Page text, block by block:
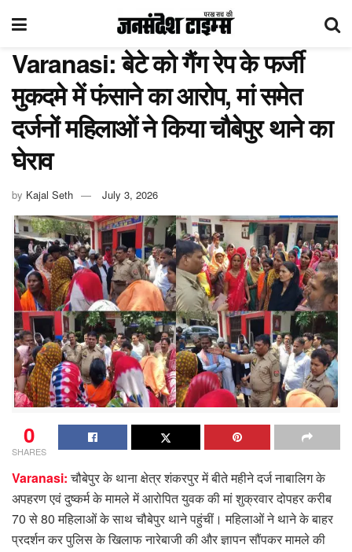
Varanasi: बेटे को गैंग रेप के फर्जी
मुकदमे में फंसाने का आरोप, मां समेत
दर्जनों महिलाओं ने किया चौबेपुर थाने का
घेराव
by Kajal Seth July 3, 2026
0
SHARES
Varanasi:चौबेपुर के थाना क्षेत्र शंकरपुर में बीते महीने दर्ज नाबालिग के
अपहरण एवं दुष्कर्म के मामले में आरोपित युवक की मां शुक्रवार दोपहर करीब
70 से 80 महिलाओं के साथ चौबेपुर थाने पहुंचीं। महिलाओं ने थाने के बाहर
प्रदर्शन कर पुलिस के खिलाफ नारेबाजी की और ज्ञापन सौंपकर मामले की